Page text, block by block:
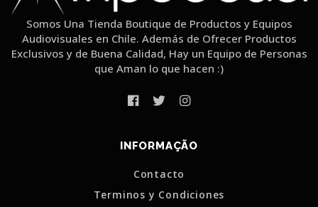
Somos Una Tienda Boutique de Productos y Equipos
Audiovisuales en Chile. Además de Ofrecer Productos
Exclusivos y de Buena Calidad, Hay un Equipo de Personas
que Aman lo que hacen :)
INFORMAÇÃO
Contacto
Terminos y Condiciones